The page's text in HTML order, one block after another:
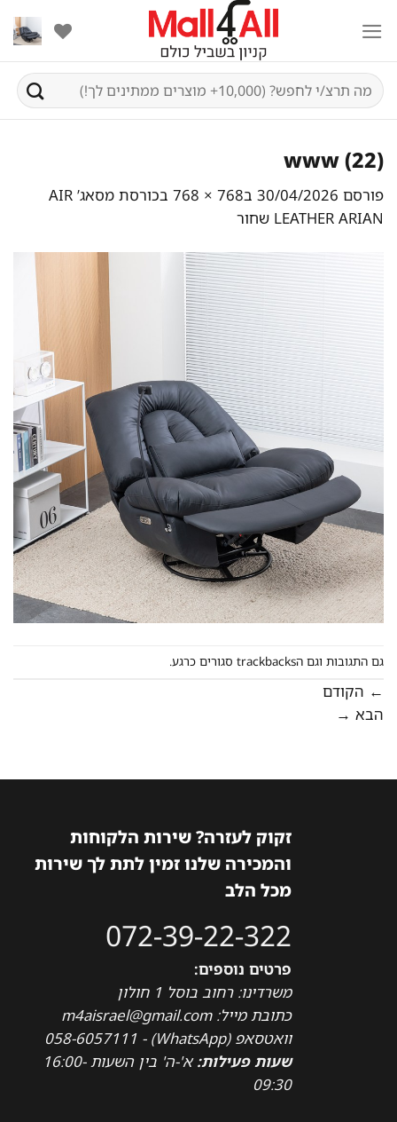
content
חיפוש
עבור:
www (22)
פורסם 30/04/2026 ב768 × 768 ב
כורסת מסאג’ AIR
LEATHER ARIAN שחור
גם התגובות וגם הtrackbacks סגורים כרגע.
← הקודם
הבא →
זקוק לעזרה? שירות הלקוחות
והמכירה שלנו זמין לתת לך שירות
מכל הלב
072-39-22-322
פרטים נוספים:
משרדינו: רחוב בוסל 1 חולון
כתובת מייל: m4aisrael@gmail.com
וואטסאפ (WhatsApp) - 058-6057111
שעות פעילות:
א'-ה' בין השעות 16:00-
09:30